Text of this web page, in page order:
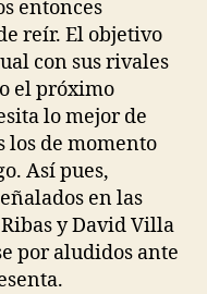
entonces
reír. El objetivo
con sus rivales
el próximo
lo mejor de
los de momento
Así pues,
en las
y David Villa
por aludidos ante